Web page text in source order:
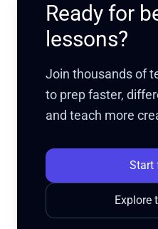
Ready for
lessons?
Join thousands of
to prep faster,
and teach more
Start
Explore